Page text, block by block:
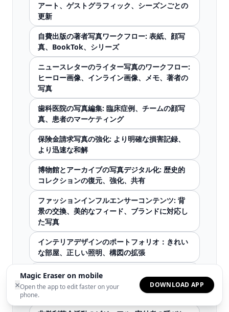
×
Magic Eraser on mobile
Open the app to edit faster on your
phone.
DOWNLOAD APP
アート、ゲストグラフィック、シーズンごとの
更新
自費出版の著者写真ワークフロー: 表紙、顔写
真、BookTok、シリーズ
ニュースレターのライター写真のワークフロー:
ヒーロー画像、インライン画像、メモ、著者の
写真
歯科医院の写真編集: 臨床症例、チームの顔写
真、患者のマーケティング
保険金請求写真の強化: より明確な損害記録、
より迅速な和解
博物館とアーカイブの写真デジタル化: 歴史的
コレクションの復元、強化、共有
ファッションインフルエンサーコンテンツ: 背
景の交換、美的なフィード、ブランドに対応し
た写真
インテリアデザインのポートフォリオ：きれい
な部屋、正しい照明、構図の拡張
卒業アルバムの写真制作: 一貫したポートレー
ト、より良いイベント写真、クリーンな率直な
写真